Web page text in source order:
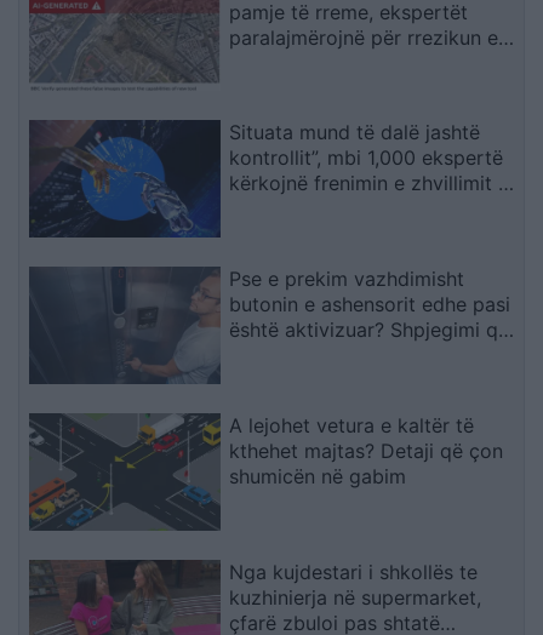
pamje të rreme, ekspertët
paralajmërojnë për rrezikun e
Situata mund të dalë jashtë
kontrollit”, mbi 1,000 ekspertë
kërkojnë frenimin e zhvillimit të
Pse e prekim vazhdimisht
butonin e ashensorit edhe pasi
është aktivizuar? Shpjegimi që
A lejohet vetura e kaltër të
kthehet majtas? Detaji që çon
shumicën në gabim
Nga kujdestari i shkollës te
kuzhinierja në supermarket,
çfarë zbuloi pas shtatë